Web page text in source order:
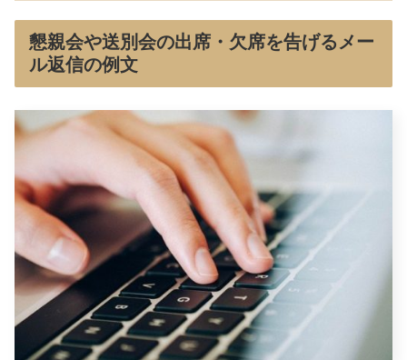
懇親会や送別会の出席・欠席を告げるメー
ル返信の例文